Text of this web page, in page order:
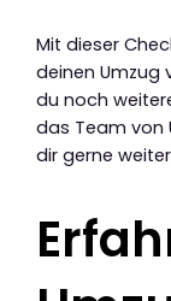
Mit dieser
deinen Umzug
du noch
das Team von
dir gerne